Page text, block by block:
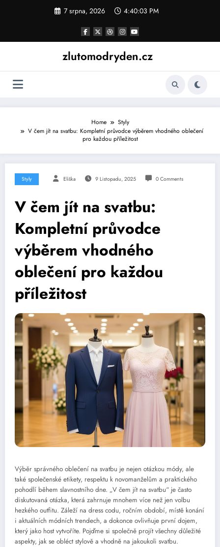
7 srpna, 2026 4:40:04 PM
zlutomodryden.cz
Home
Styly
V čem jít na svatbu: Kompletní průvodce výběrem vhodného oblečení
pro každou příležitost
Styly Eliška 9 Listopadu, 2025 0 Comments
V čem jít na svatbu:
Kompletní průvodce
výběrem vhodného
oblečení pro každou
příležitost
Výběr správného oblečení na svatbu je nejen otázkou módy, ale
také společenské etikety, respektu k novomanželům a praktického
pohodlí během slavnostního dne. „V čem jít na svatbu“ je často
diskutovaná otázka, která zahrnuje mnohem více než jen volbu
hezkého outfitu. Záleží na dress codu, ročním období, místě konání
i aktuálních módních trendech, a dokonce ovlivňuje první dojem,
který jako host vytvoříte. Pojďme si společně projít všechny důležité
aspekty, jak se obléct stylově a vhodně na jakoukoli svatbu.